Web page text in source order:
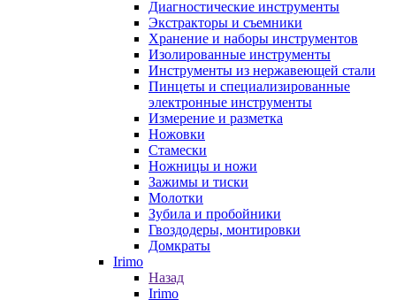
Диагностические инструменты
Экстракторы и съемники
Хранение и наборы инструментов
Изолированные инструменты
Инструменты из нержавеющей стали
Пинцеты и специализированные
электронные инструменты
Измерение и разметка
Ножовки
Стамески
Ножницы и ножи
Зажимы и тиски
Молотки
Зубила и пробойники
Гвоздодеры, монтировки
Домкраты
Irimo
Назад
Irimo